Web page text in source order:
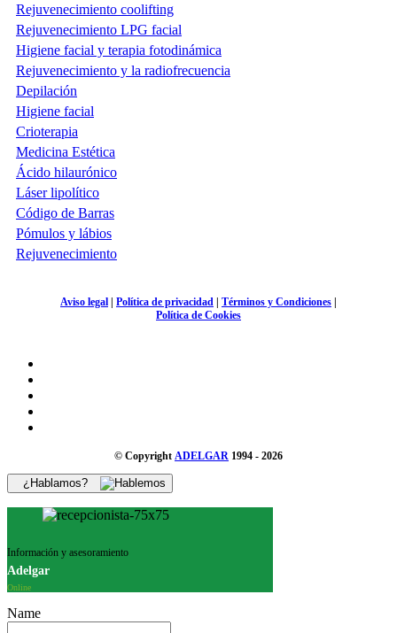
Rejuvenecimiento coolifting
Rejuvenecimiento LPG facial
Higiene facial y terapia fotodinámica
Rejuvenecimiento y la radiofrecuencia
Depilación
Higiene facial
Crioterapia
Medicina Estética
Ácido hilaurónico
Láser lipolítico
Código de Barras
Pómulos y lábios
Rejuvenecimiento
Aviso legal | Política de privacidad | Términos y Condiciones |
Política de Cookies
© Copyright ADELGAR 1994 - 2026
¿Hablamos?
Información y asesoramiento
Adelgar
Online
Name